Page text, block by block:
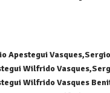
Apestegui Vasques
Wilfrido Vasques
Wilfrido Vasques